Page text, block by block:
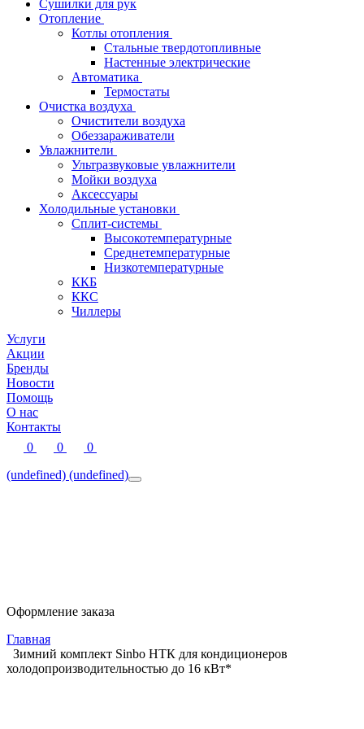
Сушилки для рук
Отопление
Котлы отопления
Стальные твердотопливные
Настенные электрические
Автоматика
Термостаты
Очистка воздуха
Очистители воздуха
Обеззараживатели
Увлажнители
Ультразвуковые увлажнители
Мойки воздуха
Аксессуары
Холодильные установки
Сплит-системы
Высокотемпературные
Среднетемпературные
Низкотемпературные
ККБ
ККС
Чиллеры
Услуги
Акции
Бренды
Новости
Помощь
О нас
Контакты
0
0
0
(undefined) (undefined)
Оформление заказа
Главная
Зимний комплект Sinbo НТК для кондиционеров
холодопроизводительностью до 16 кВт*